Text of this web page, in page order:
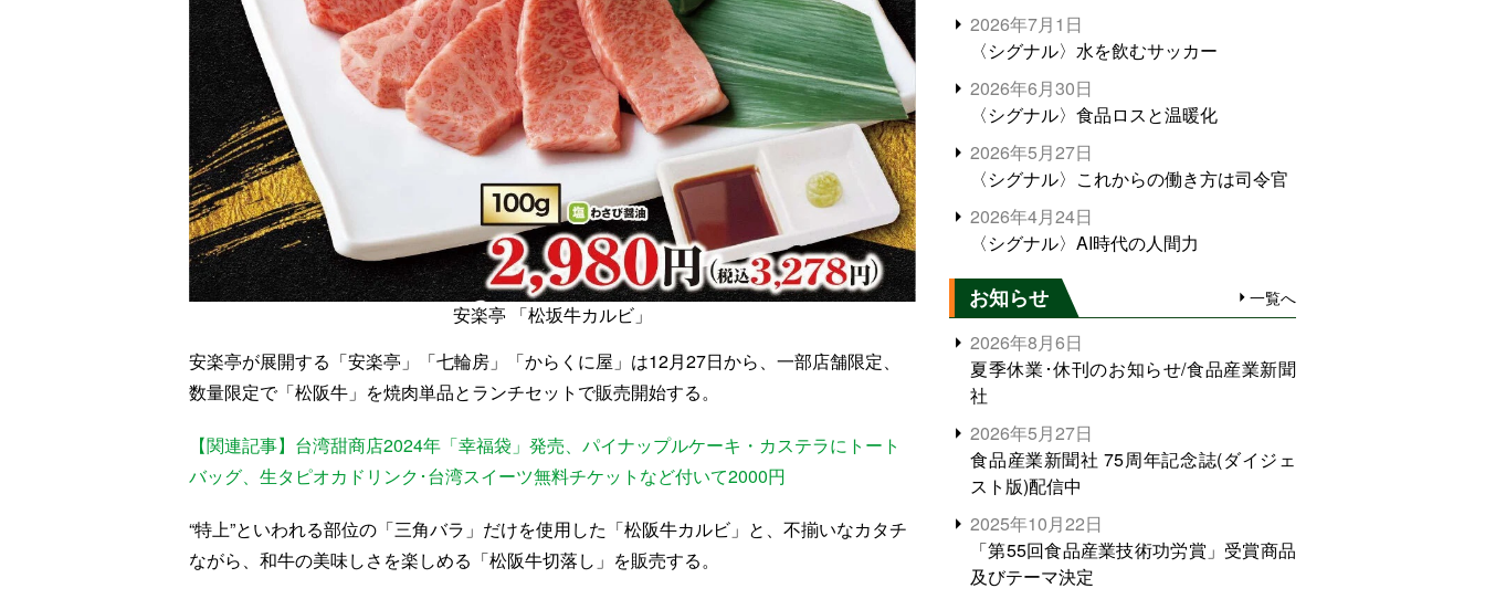
安楽亭 「松坂牛カルビ」
安楽亭が展開する「安楽亭」「七輪房」「からくに屋」は12月27日から、一部店舗限定、
数量限定で「松阪牛」を焼肉単品とランチセットで販売開始する。
【関連記事】台湾甜商店2024年「幸福袋」発売、パイナップルケーキ・カステラにトート
バッグ、生タピオカドリンク･台湾スイーツ無料チケットなど付いて2000円
“特上”といわれる部位の「三角バラ」だけを使用した「松阪牛カルビ」と、不揃いなカタチ
ながら、和牛の美味しさを楽しめる「松阪牛切落し」を販売する。
2026年7月1日
〈シグナル〉水を飲むサッカー
2026年6月30日
〈シグナル〉食品ロスと温暖化
2026年5月27日
〈シグナル〉これからの働き方は司令官
2026年4月24日
〈シグナル〉AI時代の人間力
お知らせ 一覧へ
2026年8月6日
夏季休業･休刊のお知らせ/食品産業新聞
社
2026年5月27日
食品産業新聞社 75周年記念誌(ダイジェ
スト版)配信中
2025年10月22日
「第55回食品産業技術功労賞」受賞商品
及びテーマ決定